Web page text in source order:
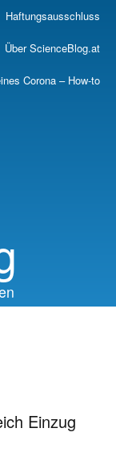
Haftungsausschluss
Über ScienceBlog.at
Corona – How-to
Einzug